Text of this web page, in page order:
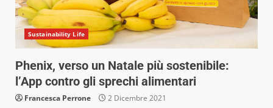
Sustainability Life
Phenix, verso un Natale più sostenibile:
l’App contro gli sprechi alimentari
Francesca Perrone 2 Dicembre 2021